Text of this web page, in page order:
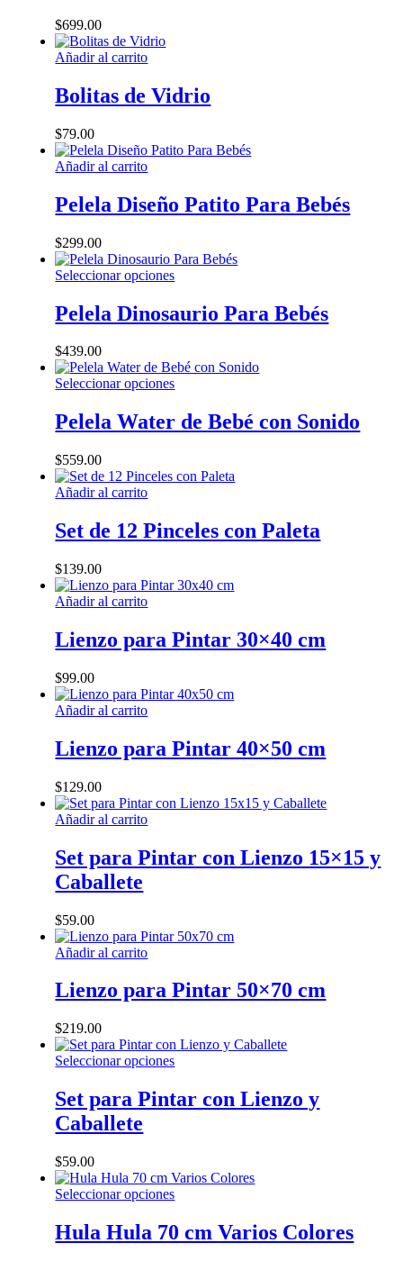
elegir
en
página
de
$699.00
Añadir al carrito
Bolitas de Vidrio
$79.00
Añadir al carrito
Pelela Diseño Patito Para Bebés
$299.00
Seleccionar opcionesEste
múltiples
opciones
se
elegir
en
página
de
Pelela Dinosaurio Para Bebés
$439.00
Seleccionar opcionesEste
tiene
múltiples
opciones
elegir
en
página
de
Pelela Water de Bebé con Sonido
$559.00
Añadir al carrito
Set de 12 Pinceles con Paleta
$139.00
Añadir al carrito
Lienzo para Pintar 30×40 cm
$99.00
Añadir al carrito
Lienzo para Pintar 40×50 cm
$129.00
Añadir al carrito
Set para Pintar con Lienzo 15×15 y
Caballete
$59.00
Añadir al carrito
Lienzo para Pintar 50×70 cm
$219.00
Seleccionar opcionesEste
tiene
múltiples
se
pueden
elegir
en
la
Set para Pintar con Lienzo y
Caballete
$59.00
Seleccionar opcionesEste
tiene
múltiples
Hula Hula 70 cm Varios Colores